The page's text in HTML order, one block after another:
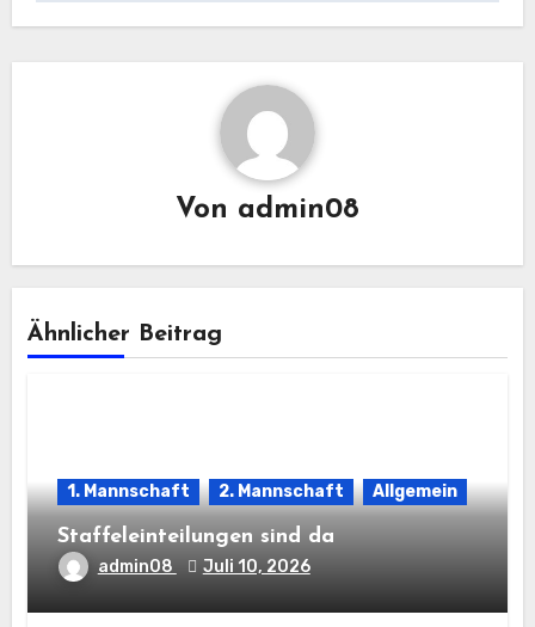
Von admin08
Ähnlicher Beitrag
1. Mannschaft 2. Mannschaft Allgemein
Staffeleinteilungen sind da
admin08 Juli 10, 2026